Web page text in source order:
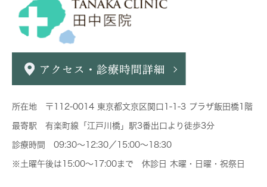
所在地 〒112-0014 東京都文京区関口1-1-3 プラザ飯田橋1階
最寄駅 有楽町線「江戸川橋」駅3番出口より徒歩3分
診療時間 09:30～12:30／15:00～18:30
※土曜午後は15:00～17:00まで 休診日 木曜・日曜・祝祭日